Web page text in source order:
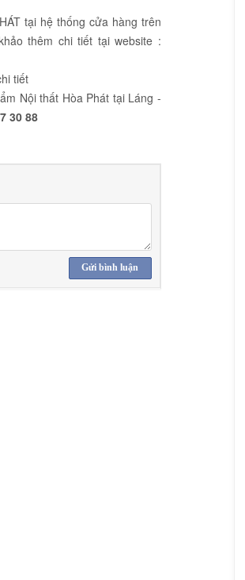
tại hệ thống cửa hàng trên
thêm chi tiết tại website :
tiết
Nội thất Hòa Phát tại Láng -
30 88
Gửi bình luận